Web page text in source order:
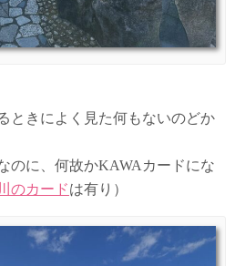
ときによく見た何もないのどか
のに、何故かKAWAカードにな
のカードは有り）